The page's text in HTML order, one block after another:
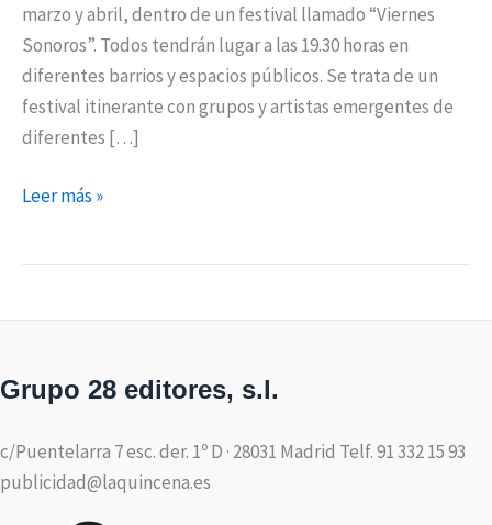
marzo y abril, dentro de un festival llamado “Viernes
Sonoros”. Todos tendrán lugar a las 19.30 horas en
diferentes barrios y espacios públicos. Se trata de un
festival itinerante con grupos y artistas emergentes de
diferentes […]
Leer más »
Grupo 28 editores, s.l.
c/Puentelarra 7 esc. der. 1º D · 28031 Madrid Telf. 91 332 15 93
publicidad@laquincena.es